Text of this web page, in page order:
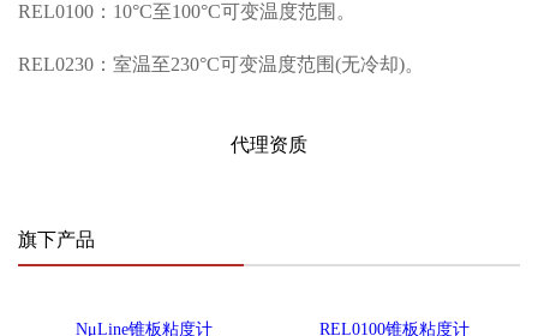
REL0100：10°C至100°C可变温度范围。
REL0230：室温至230°C可变温度范围(无冷却)。
代理资质
旗下产品
NμLine锥板粘度计 REL0100锥板粘度计